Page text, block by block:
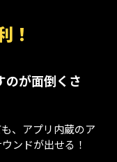
！
のが面倒くさ
、アプリ内蔵のア
ンドが出せる！